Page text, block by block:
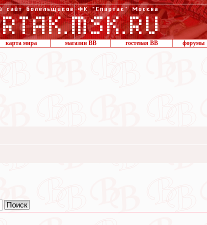
карта мира магазин ВВ гостевая ВВ форумы